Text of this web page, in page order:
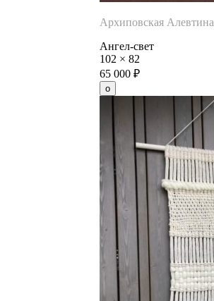
Архиповская Алевтина
Ангел-свет
102 × 82
65 000 ₽